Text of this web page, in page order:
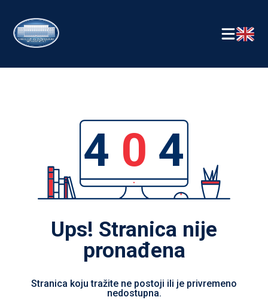
4 0 4
Ups! Stranica nije
pronađena
Stranica koju tražite ne postoji ili je privremeno
nedostupna.